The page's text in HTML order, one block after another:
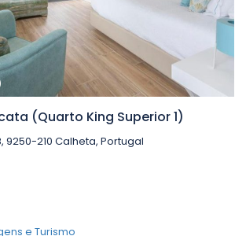
(Quarto King Superior 1)
9250-210 Calheta, Portugal